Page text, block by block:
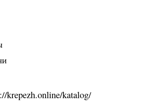
krepezh.online/katalog/